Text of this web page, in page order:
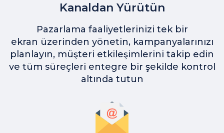
Kanaldan Yürütün
Pazarlama faaliyetlerinizi tek bir
ekran üzerinden yönetin, kampanyalarınızı
planlayın, müşteri etkileşimlerini takip edin
ve tüm süreçleri entegre bir şekilde kontrol
altında tutun